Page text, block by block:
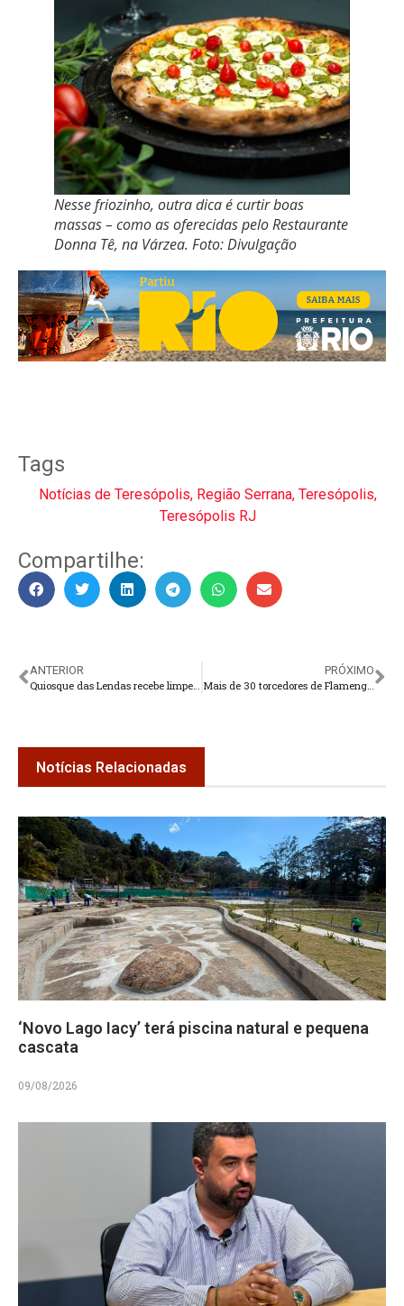
Nesse friozinho, outra dica é curtir boas
massas – como as oferecidas pelo Restaurante
Donna Tê, na Várzea. Foto: Divulgação
Tags
Notícias de Teresópolis, Região Serrana, Teresópolis,
Teresópolis RJ
Compartilhe:
ANTERIOR
Quiosque das Lendas recebe limpeza e plantio de árvores
PRÓXIMO
Mais de 30 torcedores de Flamengo e Vasco são levados a delegacias
Notícias Relacionadas
‘Novo Lago Iacy’ terá piscina natural e pequena
cascata
09/08/2026